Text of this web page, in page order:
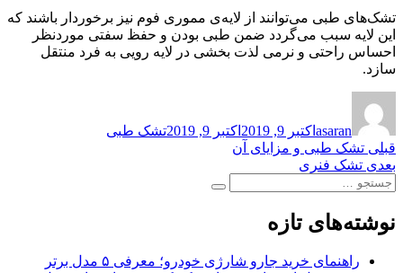
تشک‌های طبی می‌توانند از لایه‌ی مموری فوم نیز برخوردار باشند که
این لایه سبب می‌گردد ضمن طبی بودن و حفظ سفتی موردنظر
احساس راحتی و نرمی لذت بخشی در لایه رویی به فرد منتقل
سازد.
asaranدر
اکتبر 9, 2019 اکتبر 9, 2019 تشک طبی
راهبری
نوشته
قبلی نوشته
قبلی:
تشک طبی و مزایای آن
بعدی نوشته
بعدی:
تشک فنری
جستجو
جستجو
نوشته‌های تازه
راهنمای خرید جارو شارژی خودرو؛ معرفی ۵ مدل برتر